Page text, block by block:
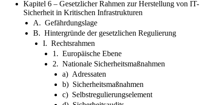
Kapitel 6 – Gesetzlicher Rahmen zur Herstellung von IT-
Sicherheit in Kritischen Infrastrukturen
A. Gefährdungslage
B. Hintergründe der gesetzlichen Regulierung
I. Rechtsrahmen
1. Europäische Ebene
2. Nationale Sicherheitsmaßnahmen
a) Adressaten
b) Sicherheitsmaßnahmen
c) Selbstregulierungselement